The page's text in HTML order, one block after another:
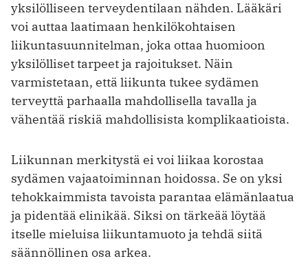
yksilölliseen terveydentilaan nähden. Lääkäri
voi auttaa laatimaan henkilökohtaisen
liikuntasuunnitelman, joka ottaa huomioon
yksilölliset tarpeet ja rajoitukset. Näin
varmistetaan, että liikunta tukee sydämen
terveyttä parhaalla mahdollisella tavalla ja
vähentää riskiä mahdollisista komplikaatioista.
Liikunnan merkitystä ei voi liikaa korostaa
sydämen vajaatoiminnan hoidossa. Se on yksi
tehokkaimmista tavoista parantaa elämänlaatua
ja pidentää elinikää. Siksi on tärkeää löytää
itselle mieluisa liikuntamuoto ja tehdä siitä
säännöllinen osa arkea.